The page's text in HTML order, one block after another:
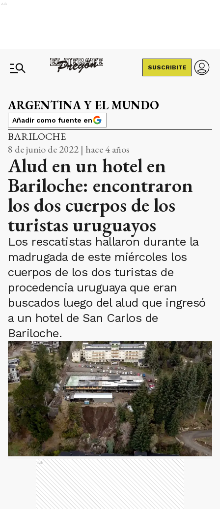
Ads
SUSCRIBITE
ARGENTINA Y EL MUNDO
Añadir como fuente en
BARILOCHE
8 de junio de 2022 | hace 4 años
Alud en un hotel en
Bariloche: encontraron
los dos cuerpos de los
turistas uruguayos
Los rescatistas hallaron durante la
madrugada de este miércoles los
cuerpos de los dos turistas de
procedencia uruguaya que eran
buscados luego del alud que ingresó
a un hotel de San Carlos de
Bariloche.
Ads